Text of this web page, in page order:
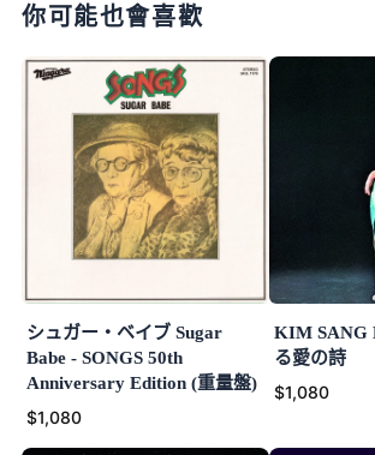
你可能也會喜歡
シュガー・ベイブ Sugar
Babe - SONGS 50th
Anniversary Edition (重量盤)
$1,080
KIM SANG
る愛の詩
$1,080